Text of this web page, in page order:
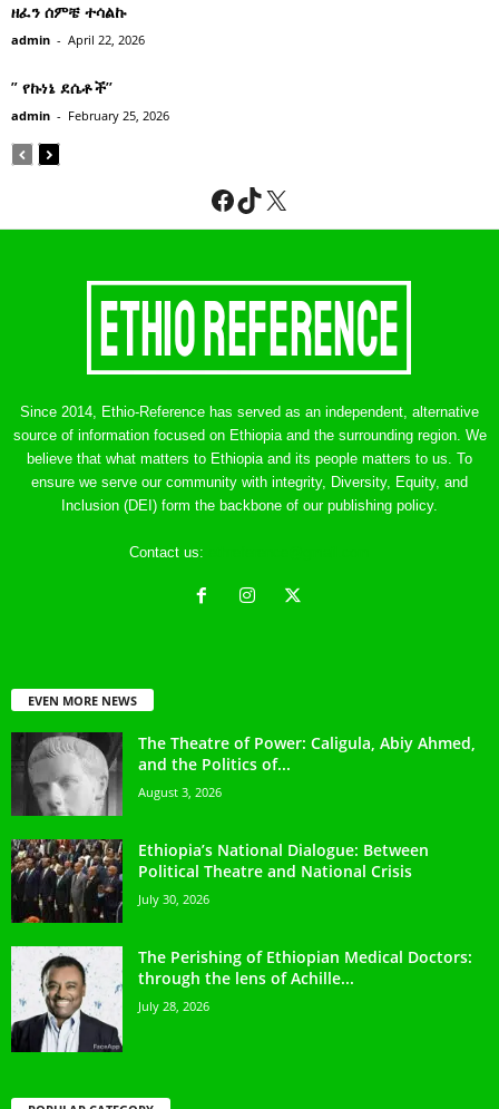
ዘፈን ሰምቼ ተሳልኩ
admin - April 22, 2026
” የኩነኔ ደሴቶች’’
admin - February 25, 2026
Facebook
TikTok
X
Since 2014, Ethio-Reference has served as an independent, alternative
source of information focused on Ethiopia and the surrounding region. We
believe that what matters to Ethiopia and its people matters to us. To
ensure we serve our community with integrity, Diversity, Equity, and
Inclusion (DEI) form the backbone of our publishing policy.
Contact us:
EVEN MORE NEWS
The Theatre of Power: Caligula, Abiy Ahmed,
and the Politics of...
August 3, 2026
Ethiopia’s National Dialogue: Between
Political Theatre and National Crisis
July 30, 2026
The Perishing of Ethiopian Medical Doctors:
through the lens of Achille...
July 28, 2026